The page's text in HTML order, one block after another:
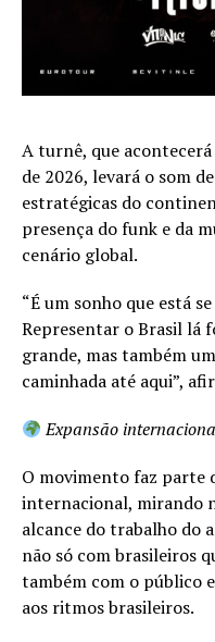
A turnê, que
de 2026, levará o som
estratégicas do
presença do funk e da
cenário global.
“É um sonho que está
Representar o Brasil lá
grande, mas também
caminhada até aqui”,
Expansão
O movimento faz parte
internacional, mirando
alcance do trabalho do
não só com brasileiros
também com o público
aos ritmos brasileiros.